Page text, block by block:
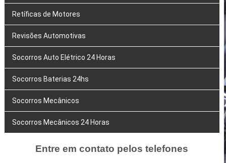
Retíficas de Motores
Revisões Automotivas
Socorros Auto Elétrico 24 Horas
Socorros Baterias 24hs
Socorros Mecânicos
Socorros Mecânicos 24 Horas
Entre em contato pelos telefones